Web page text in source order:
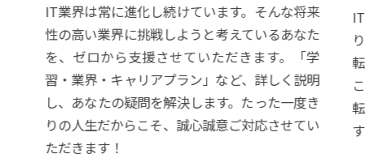
IT業界は常に進化し続けています。そんな将来
性の高い業界に挑戦しようと考えているあなた
を、ゼロから支援させていただきます。「学
習・業界・キャリアプラン」など、詳しく説明
し、あなたの疑問を解決します。たった一度き
りの人生だからこそ、誠心誠意ご対応させてい
ただきます！